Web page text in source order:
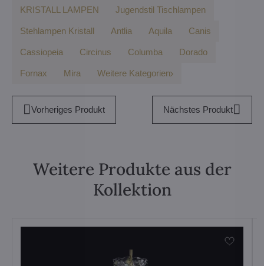
KRISTALL LAMPEN Jugendstil Tischlampen
Stehlampen Kristall Antlia Aquila Canis
Cassiopeia Circinus Columba Dorado
Fornax Mira Weitere Kategorien
Vorheriges Produkt Nächstes Produkt
Weitere Produkte aus der
Kollektion